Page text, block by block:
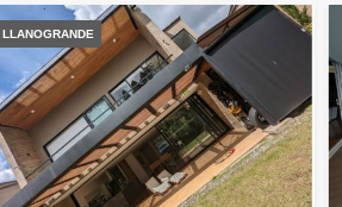
Venta
$770.000.000
LLANOGRANDE